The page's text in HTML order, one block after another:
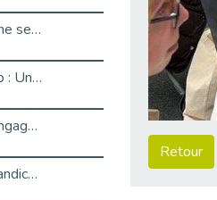
[RETOUR SUR] Une session de recrutement inclusive réussie à Asnières !
Emploi et Handicap : Une alliance de style entre Cap Emploi 92 et La Cravate Solidaire
Cap Emploi 92 s'engage pour la santé mentale : La formation PSSM au cœur de l'accompagnement
Recrutement et Handicap : Et si vous testiez avant de vous engager ?
Retour